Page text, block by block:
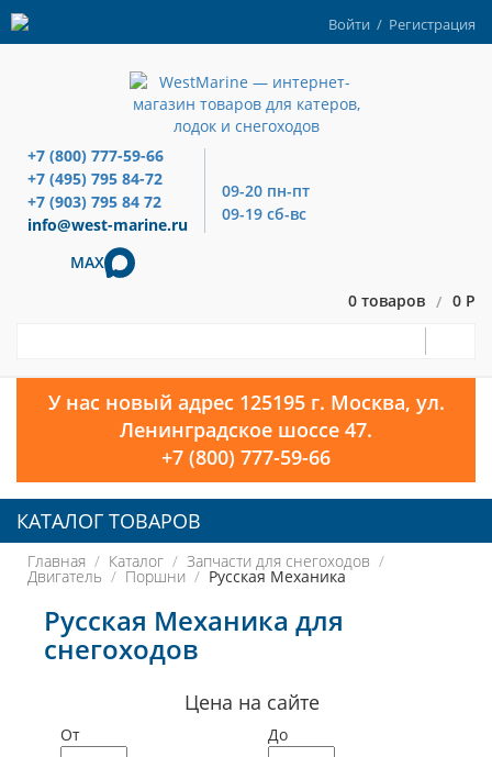
Войти / Регистрация
+7 (800) 777-59-66
+7 (495) 795 84-72
+7 (903) 795 84 72
info@west-marine.ru
09-20 пн-пт
09-19 сб-вс
MAX
0 товаров / 0 Р
У нас новый адрес 125195 г. Москва, ул.
Ленинградское шоссе 47.
+7 (800) 777-59-66
КАТАЛОГ ТОВАРОВ
Главная Каталог Запчасти для снегоходов
Двигатель Поршни Русская Механика
Русская Механика для
снегоходов
Цена на сайте
От До